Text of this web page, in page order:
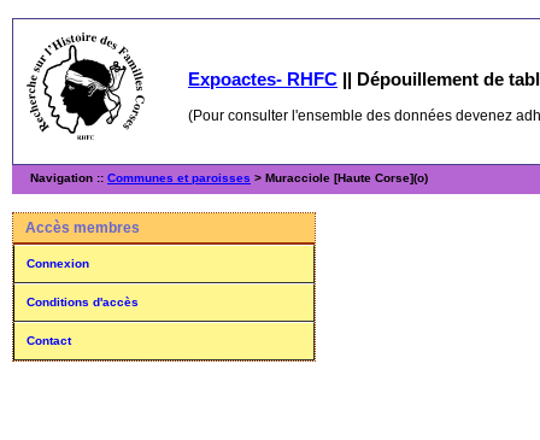
Expoactes- RHFC || Dépouillement de
(Pour consulter l'ensemble des données devenez
Navigation :: Communes et paroisses > Muracciole [Haute Corse](o)
Accès membres
Connexion
Conditions d'accès
Contact